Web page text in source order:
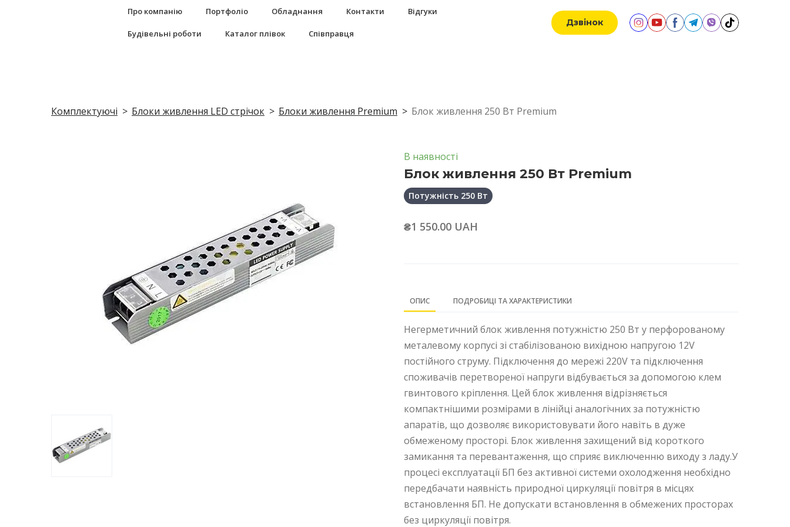
Про компанію Портфоліо Обладнання Контакти Відгуки
Будівельні роботи Каталог плівок Співправця
Дзвінок
Комплектуючі Блоки живлення LED стрічок Блоки живлення Premium Блок живлення 250 Вт Premium
В наявності
Блок живлення 250 Вт Premium
Потужність 250 Вт
₴1 550.00 UAH
ОПИС ПОДРОБИЦІ ТА ХАРАКТЕРИСТИКИ
Негерметичний блок живлення потужністю 250 Вт у перфорованому
металевому корпусі зі стабілізованою вихідною напругою 12V
постійного струму. Підключення до мережі 220V та підключення
споживачів перетвореної напруги відбувається за допомогою клем
гвинтового кріплення. Цей блок живлення відрізняється
компактнішими розмірами в лінійці аналогічних за потужністю
апаратів, що дозволяє використовувати його навіть в дуже
обмеженому просторі. Блок живлення захищений від короткого
замикання та перевантаження, що сприяє виключенню виходу з ладу.У
процесі експлуатації БП без активної системи охолодження необхідно
передбачати наявність природної циркуляції повітря в місцях
встановлення БП. Не допускати встановлення в обмежених просторах
без циркуляції повітря.